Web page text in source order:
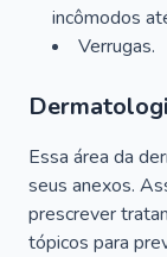
incômodos
Verrugas.
Essa área da
seus anexos.
prescrever
tópicos para